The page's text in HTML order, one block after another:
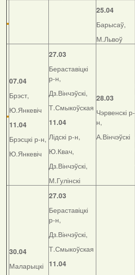
25.04
Барысаў,
М.Львоў
07.04
Брэст,
Ю.Янкевіч
11.04
Брэсцкі р-н,
Ю.Янкевіч
27.03
Бераставіцкі
р-н,
Дз.Вінчэўскі,
Т.Смыкоўская
11.04
Лідскі р-н,
Ю.Квач,
Дз.Вінчэўскі,
М.Гулінскі
28.03
Чэрвенскі р-
н,
А.Вінчэўскі
30.04
Маларыцкі
27.03
Бераставіцкі
р-н,
Дз.Вінчэўскі,
Т.Смыкоўская
11.04